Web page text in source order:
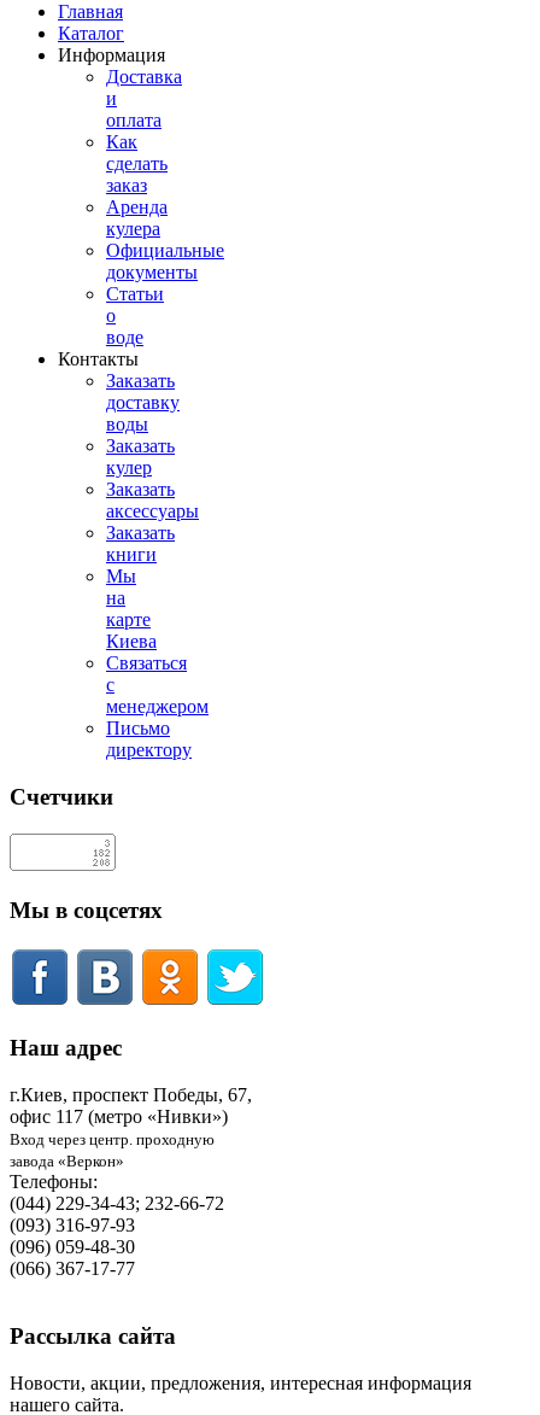
Главная
Каталог
Информация
Доставка
и
оплата
Как
сделать
заказ
Аренда
кулера
Официальные
документы
Статьи
о
воде
Контакты
Заказать
доставку
воды
Заказать
кулер
Заказать
аксессуары
Заказать
книги
Мы
на
карте
Киева
Связаться
с
менеджером
Письмо
директору
Счетчики
Мы в соцсетях
Наш адрес
г.Киев, проспект Победы, 67,
офис 117 (метро «Нивки»)
Вход через центр. проходную
завода «Веркон»
Телефоны:
(044) 229-34-43; 232-66-72
(093) 316-97-93
(096) 059-48-30
(066) 367-17-77
Рассылка сайта
Новости, акции, предложения, интересная информация
нашего сайта.